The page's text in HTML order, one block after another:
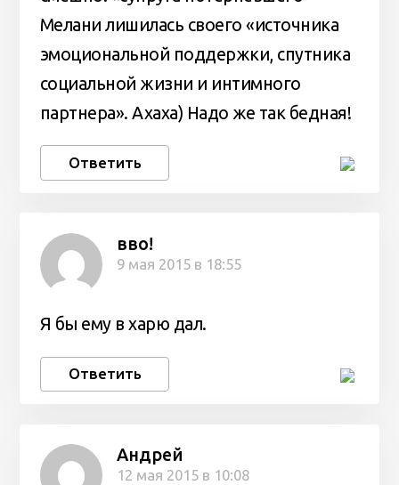
Мелани лишилась своего «источника
эмоциональной поддержки, спутника
социальной жизни и интимного
партнера». Ахаха) Надо же так бедная!
Ответить
вво!
9 мая 2015 в 18:55
Я бы ему в харю дал.
Ответить
Андрей
12 мая 2015 в 10:08